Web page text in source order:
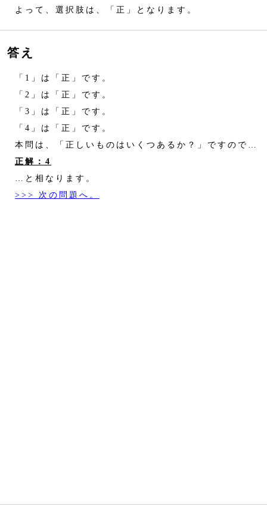
よって、選択肢は、「正」となります。
答え
「1」は「正」です。
「2」は「正」です。
「3」は「正」です。
「4」は「正」です。
本問は、「正しいものはいくつあるか？」ですので…
正解：4
…と相なります。
>>> 次の問題へ。